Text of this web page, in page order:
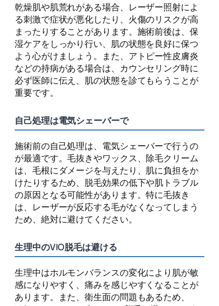
乾燥肌や肌荒れがある場合、レーザー照射によ
る刺激で症状が悪化したり、火傷のリスクが高
まったりすることがあります。施術前後は、保
湿ケアをしっかり行い、肌の状態を良好に保つ
よう心がけましょう。また、アトピー性皮膚炎
などの持病がある場合は、カウンセリング時に
必ず医師に伝え、肌の状態を診てもらうことが
重要です。
自己処理は電気シェーバーで
施術前の自己処理は、電気シェーバーで行うの
が最適です。毛抜きやワックス、除毛クリーム
は、毛根にダメージを与えたり、肌に負担をか
けたりするため、脱毛効果の低下や肌トラブル
の原因となる可能性があります。特に毛抜き
は、レーザーが反応する毛がなくなってしまう
ため、絶対に避けてください。
生理中のVIO脱毛は避ける
生理中はホルモンバランスの変化により肌が敏
感になりやすく、痛みを感じやすくなることが
あります。また、衛生面の問題もあるため、